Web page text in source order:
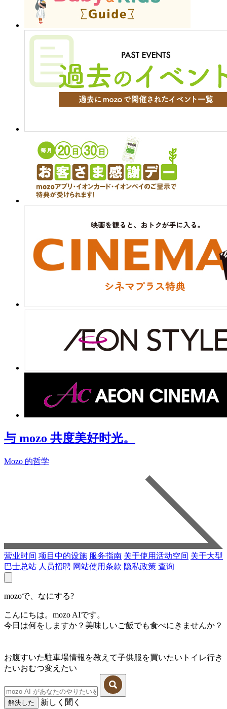
与 mozo 共度美好时光。
Mozo 的哲学
营业时间 项目中的设施 服务指南 关于使用活动空间 关于大型
巴士总站 人员招聘 网站使用条款 隐私政策 查询
mozoで、なにする?
こんにちは。mozo AIです。
今日は何をしますか？美味しいご飯でも食べにきませんか？
お腹すいた駐車場情報を教えて子供服を買いたい トイレ行き
たいおむつ変えたい
解決した
新しく聞く